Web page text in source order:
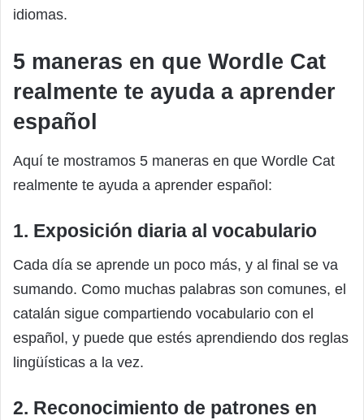
idiomas.
5 maneras en que Wordle Cat
realmente te ayuda a aprender
español
Aquí te mostramos 5 maneras en que Wordle Cat
realmente te ayuda a aprender español:
1. Exposición diaria al vocabulario
Cada día se aprende un poco más, y al final se va
sumando. Como muchas palabras son comunes, el
catalán sigue compartiendo vocabulario con el
español, y puede que estés aprendiendo dos reglas
lingüísticas a la vez.
2. Reconocimiento de patrones en